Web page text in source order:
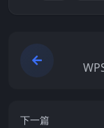
下一篇